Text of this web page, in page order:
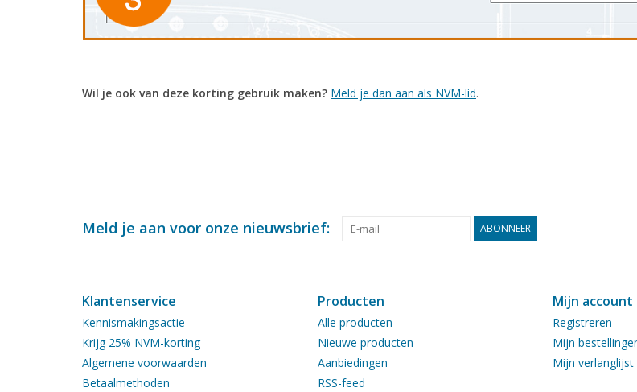
Wil je ook van deze korting gebruik maken? Meld je dan aan als NVM-lid.
Meld je aan voor onze nieuwsbrief: ABONNEER
Klantenservice
Kennismakingsactie
Krijg 25% NVM-korting
Algemene voorwaarden
Betaalmethoden
Producten
Alle producten
Nieuwe producten
Aanbiedingen
RSS-feed
Mijn account
Registreren
Mijn
Mijn verlanglijst